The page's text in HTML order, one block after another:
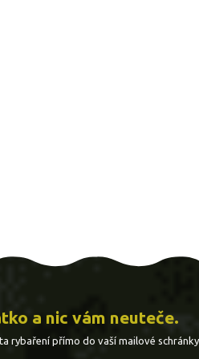
a nic vám neuteče.
rybaření přímo do vaší mailové